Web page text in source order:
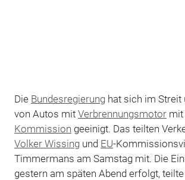
Die Bundesregierunghat sich im Streit
von Autos mit Verbrennungsmotormit
Kommission geeinigt. Das teilten
Volker Wissingund EU-
Timmermans am Samstag mit. Die
gestern am späten Abend erfolgt,